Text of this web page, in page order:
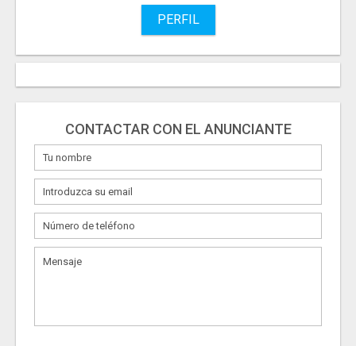
PERFIL
CONTACTAR CON EL ANUNCIANTE